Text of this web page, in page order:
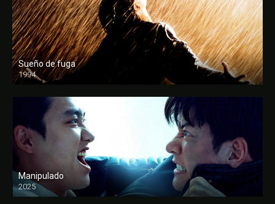
Sueño de fuga
1994
FULL HD
Manipulado
2025